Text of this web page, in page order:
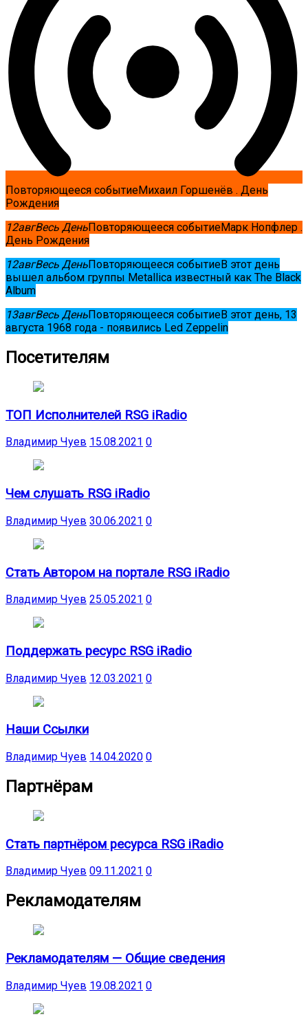
Повторяющееся событиеМихаил Горшенёв . День
Рождения
12авгВесь ДеньПовторяющееся событиеМарк Нопфлер .
День Рождения
12авгВесь ДеньПовторяющееся событиеВ этот день
вышел альбом группы Metallica известный как The Black
Album
13авгВесь ДеньПовторяющееся событиеВ этот день, 13
августа 1968 года - появились Led Zeppelin
Посетителям
ТОП Исполнителей RSG iRadio
Владимир Чуев 15.08.2021 0
Чем слушать RSG iRadio
Владимир Чуев 30.06.2021 0
Стать Автором на портале RSG iRadio
Владимир Чуев 25.05.2021 0
Поддержать ресурс RSG iRadio
Владимир Чуев 12.03.2021 0
Наши Ссылки
Владимир Чуев 14.04.2020 0
Партнёрам
Стать партнёром ресурса RSG iRadio
Владимир Чуев 09.11.2021 0
Рекламодателям
Рекламодателям — Общие сведения
Владимир Чуев 19.08.2021 0